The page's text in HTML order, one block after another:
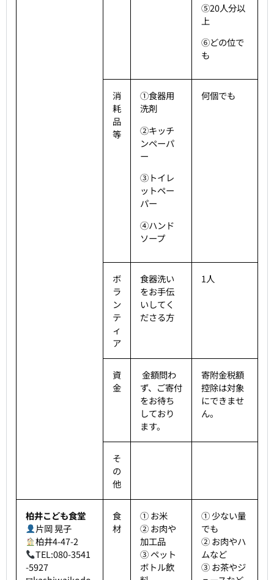
⑤20人分以
上
⑥どの位で
も
消
耗
品
等
①食器用
洗剤
②キッチ
ンペーパ
ー
③トイレ
ットペー
パー
④ハンド
ソープ
何個でも
ボ
ラ
ン
テ
ィ
ア
食器洗い
をお手伝
いしてく
ださる方
1人
資
金
金額問わ
ず、ご寄付
をお待ち
しており
ます。
寄附金税額
控除は対象
にできませ
ん。
そ
の
他
柏井こども食堂
片岡 晃子
柏井4-47-2
TEL:080-3541
-5927
食
材
① お米
② お肉や
加工品
③ ペット
ボトル飲
① 少ない量
でも
② お肉やハ
ムなど
③ お茶やジ